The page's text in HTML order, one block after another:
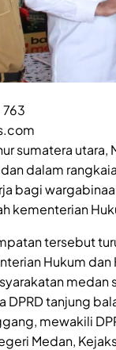
763
sumatera utara,
dalam
bagi
kementerian
tersebut
Hukum dan
medan
DPRD tanjung
mewakili
Medan,